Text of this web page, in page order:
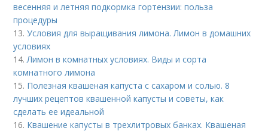
весенняя и летняя подкормка гортензии: польза
процедуры
13.Условия для выращивания лимона. Лимон в домашних
условиях
14. Лимон в комнатных условиях. Виды и сорта
комнатного лимона
15. Полезная квашеная капуста с сахаром и солью. 8
лучших рецептов квашенной капусты и советы, как
сделать ее идеальной
16. Квашение капусты в трехлитровых банках. Квашеная